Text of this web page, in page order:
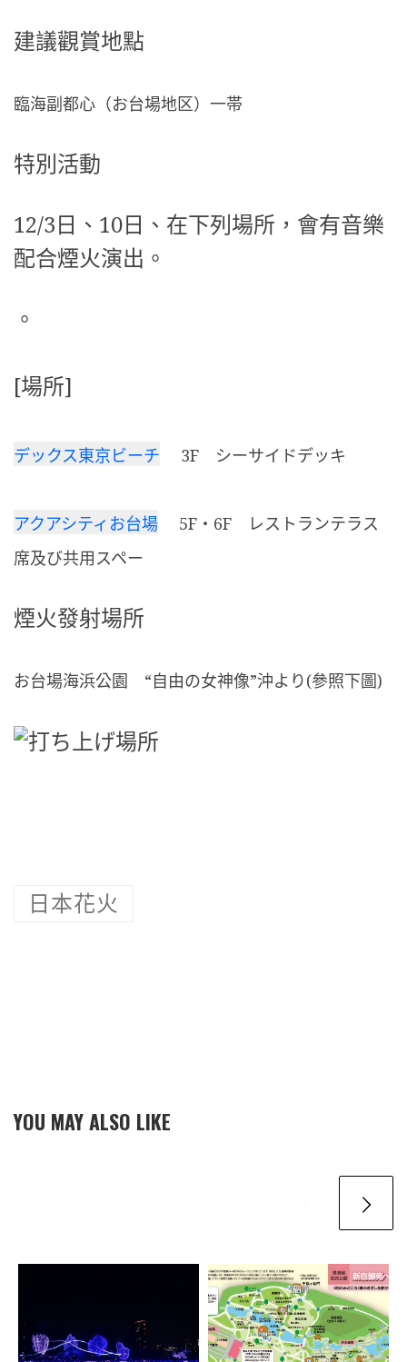
建議觀賞地點
臨海副都心（お台場地区）一帯
特別活動
12/3日、10日、在下列場所，會有音樂
配合煙火演出。
。
[場所]
デックス東京ビーチ 3F シーサイドデッキ
アクアシティお台場 5F・6F レストランテラス
席及び共用スペー
煙火發射場所
お台場海浜公園 “自由の女神像”沖より(參照下圖)
日本花火
YOU MAY ALSO LIKE